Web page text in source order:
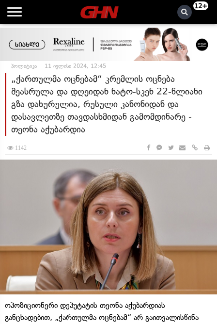
12+
პოლიტიკა 11 ივლისი 2024, 12:45
„ქართულმა ოცნებამ“ კრემლის ოცნება
შეასრულა და დღეიდან ნატო-სკენ 22-წლიანი
გზა დახურულია, რუსული კანონიდან და
დასავლეთზე თავდასხმიდან გამომდინარე -
თეონა აქუბარდია
1142
ოპოზიციონერი დეპუტატის თეონა აქუბარდიას
განცხადებით, „ქართულმა ოცნებამ“ არ გაითვალისწინა